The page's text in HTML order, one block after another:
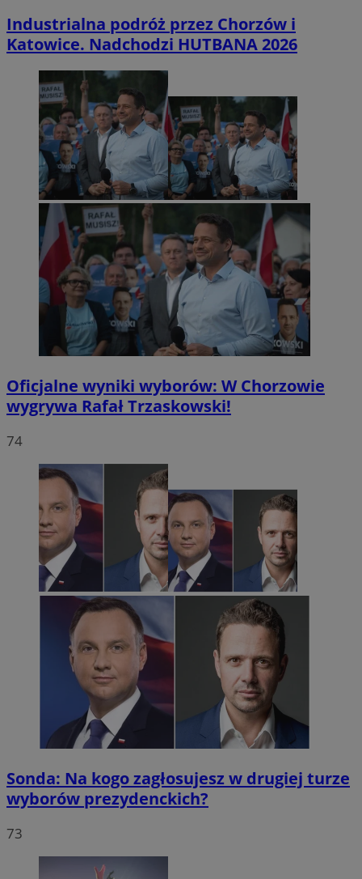
Industrialna podróż przez Chorzów i
Katowice. Nadchodzi HUTBANA 2026
Oficjalne wyniki wyborów: W Chorzowie
wygrywa Rafał Trzaskowski!
74
Sonda: Na kogo zagłosujesz w drugiej turze
wyborów prezydenckich?
73